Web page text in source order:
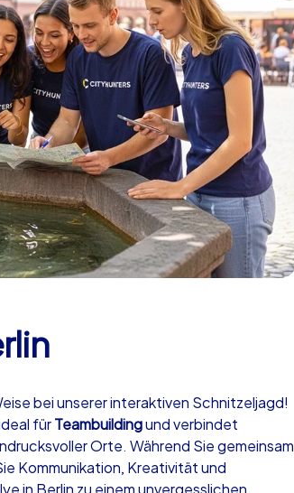
bei unserer interaktiven Schnitzeljagd!
fürTeambuildingund verbindet
Orte. Während Sie gemeinsam
Kommunikation, Kreativität und
in Berlin zu einem unvergesslichen